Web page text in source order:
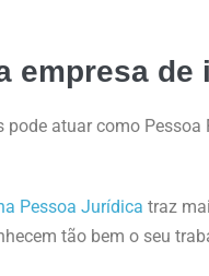
empresa de
atuar como
Pessoa Jurídica traz
tão bem o seu